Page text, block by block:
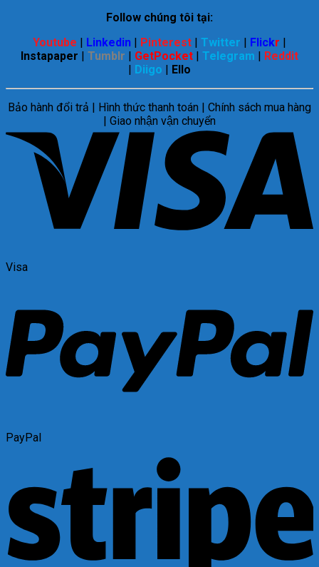
Follow chúng tôi tại:
Youtube | Linkedin | Pinterest | Twitter | Flickr |
Instapaper | Tumblr | GetPocket | Telegram | Reddit
| Diigo | Ello
Bảo hành đổi trả | Hình thức thanh toán | Chính sách mua hàng
| Giao nhận vận chuyển
Visa
PayPal